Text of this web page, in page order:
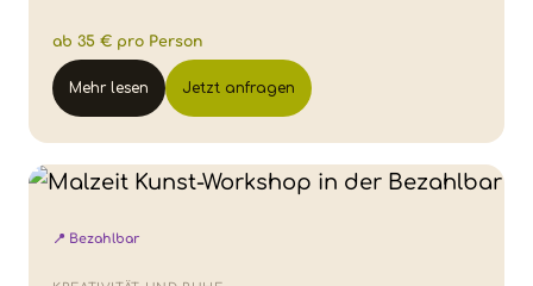
ab 35 € pro Person
Mehr lesen Jetzt anfragen
📍 Bezahlbar